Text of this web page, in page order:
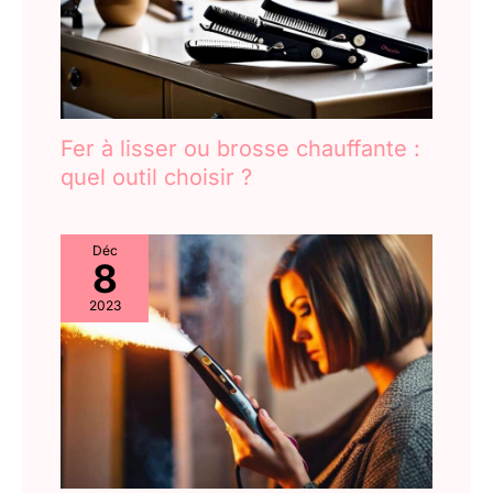
Fer à lisser ou brosse chauffante :
quel outil choisir ?
Déc
8
2023